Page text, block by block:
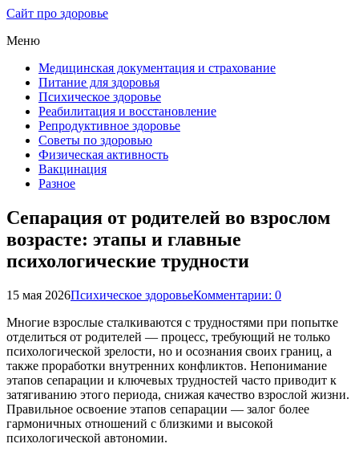
Сайт про здоровье
Меню
Медицинская документация и страхование
Питание для здоровья
Психическое здоровье
Реабилитация и восстановление
Репродуктивное здоровье
Советы по здоровью
Физическая активность
Вакцинация
Разное
Сепарация от родителей во взрослом
возрасте: этапы и главные
психологические трудности
15 мая 2026Психическое здоровьеКомментарии: 0
Многие взрослые сталкиваются с трудностями при попытке
отделиться от родителей — процесс, требующий не только
психологической зрелости, но и осознания своих границ, а
также проработки внутренних конфликтов. Непонимание
этапов сепарации и ключевых трудностей часто приводит к
затягиванию этого периода, снижая качество взрослой жизни.
Правильное освоение этапов сепарации — залог более
гармоничных отношений с близкими и высокой
психологической автономии.